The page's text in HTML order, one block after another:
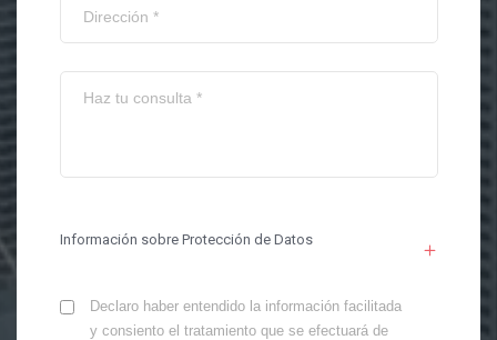
Información sobre Protección de Datos
Declaro haber entendido la información facilitada
y consiento el tratamiento que se efectuará de